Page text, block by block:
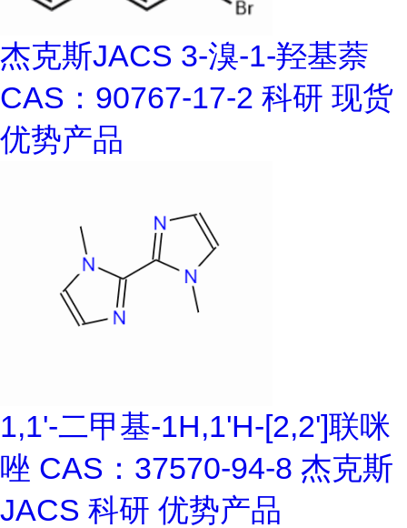
杰克斯JACS 3-溴-1-羟基萘
CAS：90767-17-2 科研 现货
优势产品
1,1'-二甲基-1H,1'H-[2,2']联咪
唑 CAS：37570-94-8 杰克斯
JACS 科研 优势产品